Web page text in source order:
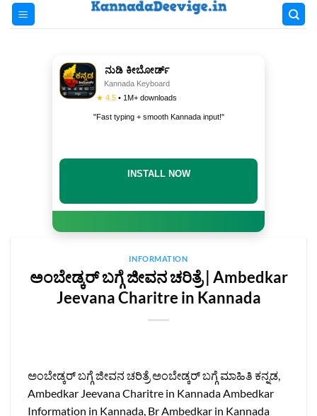
Skip
ನುಡಿ ಕೀಬೋರ್ಡ್
Kannada Keyboard
★ 4.5 • 1M+ downloads
"Fast typing + smooth Kannada input!"
INSTALL NOW
INFORMATION
ಅಂಬೇಡ್ಕರ್ ಬಗ್ಗೆ ಜೀವನ ಚರಿತ್ರೆ | Ambedkar
Jeevana Charitre in Kannada
ಅಂಬೇಡ್ಕರ್ ಬಗ್ಗೆ ಜೀವನ ಚರಿತ್ರೆ ಅಂಬೇಡ್ಕರ್ ಬಗ್ಗೆ ಮಾಹಿತಿ ಕನ್ನಡ,
Ambedkar Jeevana Charitre in Kannada Ambedkar
Information in Kannada, Br Ambedkar in Kannada